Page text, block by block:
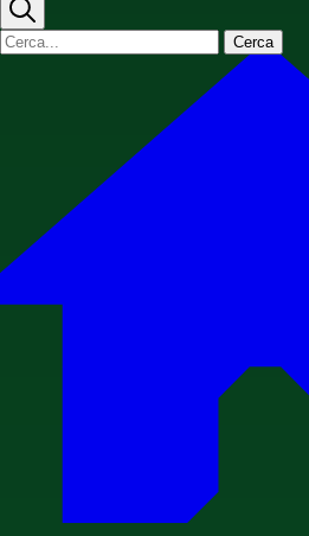
Cerca